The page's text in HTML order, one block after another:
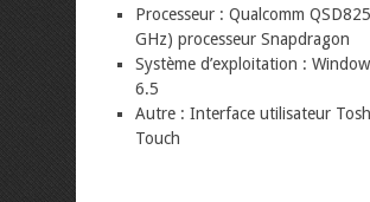
Processeur : Qualcomm
GHz) processeur Snapdragon
Système d’exploitation :
6.5
Autre : Interface utilisateur
Touch